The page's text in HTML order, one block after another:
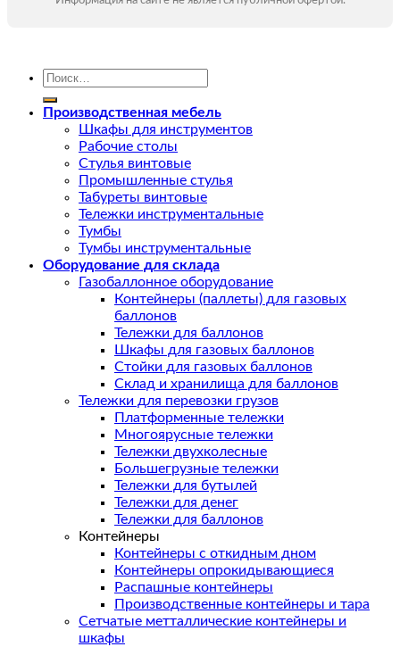
Искать:
Производственная мебель
Шкафы для инструментов
Рабочие столы
Стулья винтовые
Промышленные стулья
Табуреты винтовые
Тележки инструментальные
Тумбы
Тумбы инструментальные
Оборудование для склада
Газобаллонное оборудование
Контейнеры (паллеты) для газовых
баллонов
Тележки для баллонов
Шкафы для газовых баллонов
Стойки для газовых баллонов
Склад и хранилища для баллонов
Тележки для перевозки грузов
Платформенные тележки
Многоярусные тележки
Тележки двухколесные
Большегрузные тележки
Тележки для бутылей
Тележки для денег
Тележки для баллонов
Контейнеры
Контейнеры с откидным дном
Контейнеры опрокидывающиеся
Распашные контейнеры
Производственные контейнеры и тара
Сетчатые метталлические контейнеры и
шкафы